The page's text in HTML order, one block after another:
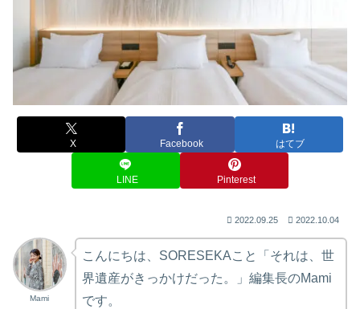
X Facebook はてブ
LINE Pinterest
2022.09.25 2022.10.04
Mami
こんにちは、SORESEKAこと「それは、世
界遺産がきっかけだった。」編集長のMami
です。